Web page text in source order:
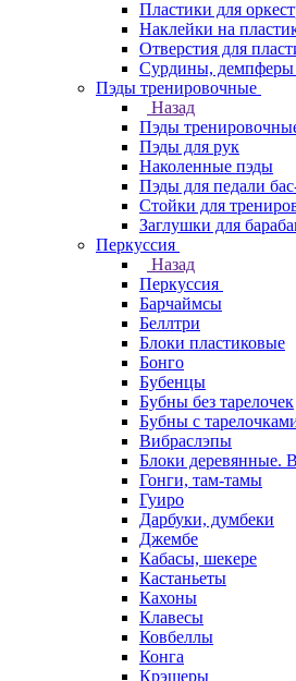
Пластики для
Наклейки на
Отверстия для
Сурдины, демпферы
Пэды тренировочные
Назад
Пэды
Пэды для рук
Наколенные пэды
Пэды для педали
Стойки для
Заглушки для
Перкуссия
Назад
Перкуссия
Барчаймсы
Беллтри
Блоки пластиковые
Бонго
Бубенцы
Бубны без тарелочек
Бубны с
Вибраслэпы
Блоки деревянные.
Гонги, там-тамы
Гуиро
Дарбуки, думбеки
Джембе
Кабасы, шекере
Кастаньеты
Кахоны
Клавесы
Ковбеллы
Конга
Крэшеры